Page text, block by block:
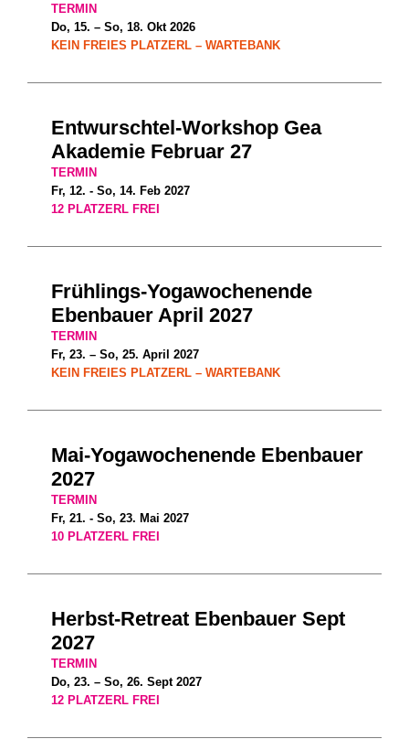
TERMIN
Do, 15. – So, 18. Okt 2026
KEIN FREIES PLATZERL – WARTEBANK
Entwurschtel-Workshop Gea
Akademie Februar 27
TERMIN
Fr, 12. - So, 14. Feb 2027
12 PLATZERL FREI
Frühlings-Yogawochenende
Ebenbauer April 2027
TERMIN
Fr, 23. – So, 25. April 2027
KEIN FREIES PLATZERL – WARTEBANK
Mai-Yogawochenende Ebenbauer
2027
TERMIN
Fr, 21. - So, 23. Mai 2027
10 PLATZERL FREI
Herbst-Retreat Ebenbauer Sept
2027
TERMIN
Do, 23. – So, 26. Sept 2027
12 PLATZERL FREI